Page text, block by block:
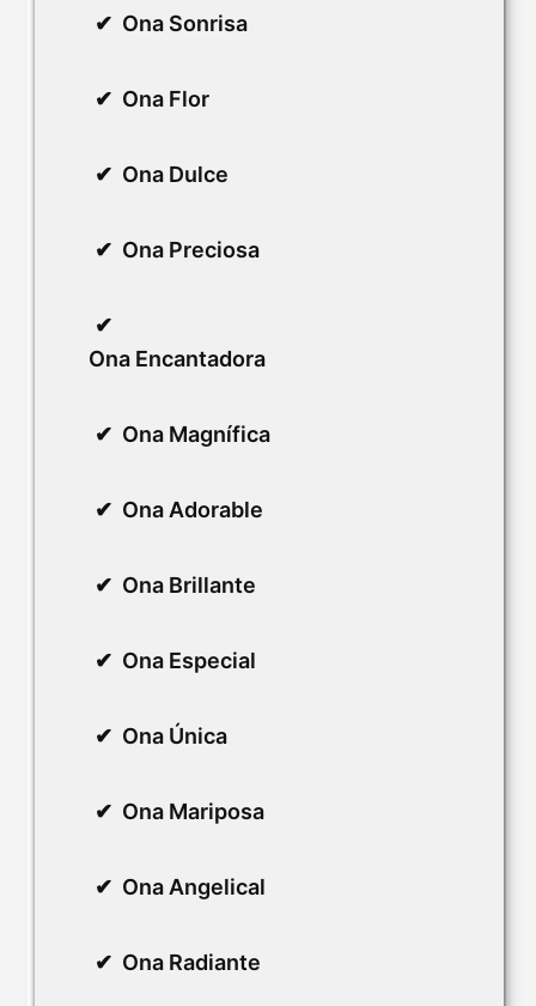
Ona Sonrisa
Ona Flor
Ona Dulce
Ona Preciosa
Ona Encantadora
Ona Magnífica
Ona Adorable
Ona Brillante
Ona Especial
Ona Única
Ona Mariposa
Ona Angelical
Ona Radiante